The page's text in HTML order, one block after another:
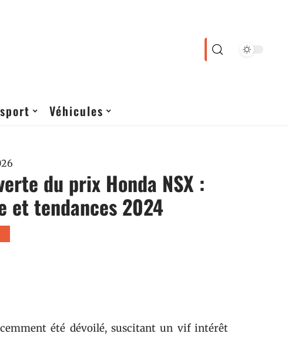
Véhicules
du prix Honda NSX :
et tendances 2024
été dévoilé, suscitant un vif intérêt